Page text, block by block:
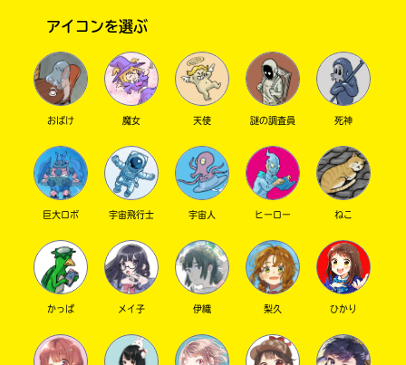
書店に届いた
みんなからのお手紙が
アイコンを選ぶ
おばけ 魔女 天使 謎の調査員 死神
巨大ロボ 宇宙飛行士 宇宙人 ヒーロー ねこ
かっぱ メイ子 伊織 梨久 ひかり